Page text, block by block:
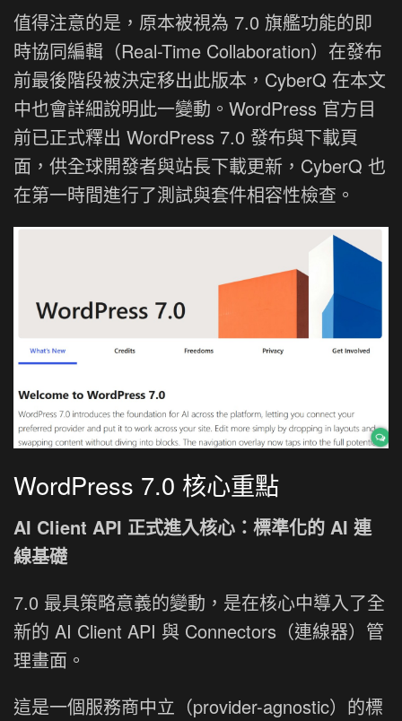
值得注意的是，原本被視為 7.0 旗艦功能的即
時協同編輯（Real-Time Collaboration）在發布
前最後階段被決定移出此版本，CyberQ 在本文
中也會詳細說明此一變動。WordPress 官方目
前已正式釋出 WordPress 7.0 發布與下載頁
面，供全球開發者與站長下載更新，CyberQ 也
在第一時間進行了測試與套件相容性檢查。
WordPress 7.0 核心重點
AI Client API 正式進入核心：標準化的 AI 連
線基礎
7.0 最具策略意義的變動，是在核心中導入了全
新的 AI Client API 與 Connectors（連線器）管
理畫面。
這是一個服務商中立（provider-agnostic）的標